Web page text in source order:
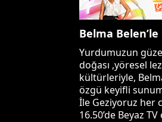
Belma
Yurdumuzun
doğası ,yöresel
kültürleriyle,
özgü keyifli
İle Geziyoruz her
16.50’de Beyaz